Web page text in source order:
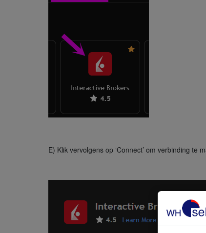
E) Klik vervolgens op ‘Connect’ om verbinding te